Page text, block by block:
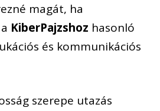
magát, ha
KiberPajzshoz hasonló
és kommunikációs
szerepe utazás